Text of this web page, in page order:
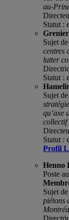
au-
Statut :
Sujet
centres
lutter
Statut :
Sujet
qu’axe
collectif
D
Statut :
Profil
Henno
Poste
Sujet
piétons